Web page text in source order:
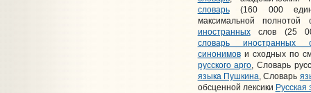
словарь(160 000
максимальной полнотой
иностранныхслов (25
словарь иностранных
синонимови сходных по
русского арго , Словарь
языка Пушкина , Словарь
обсценной лексики Русская